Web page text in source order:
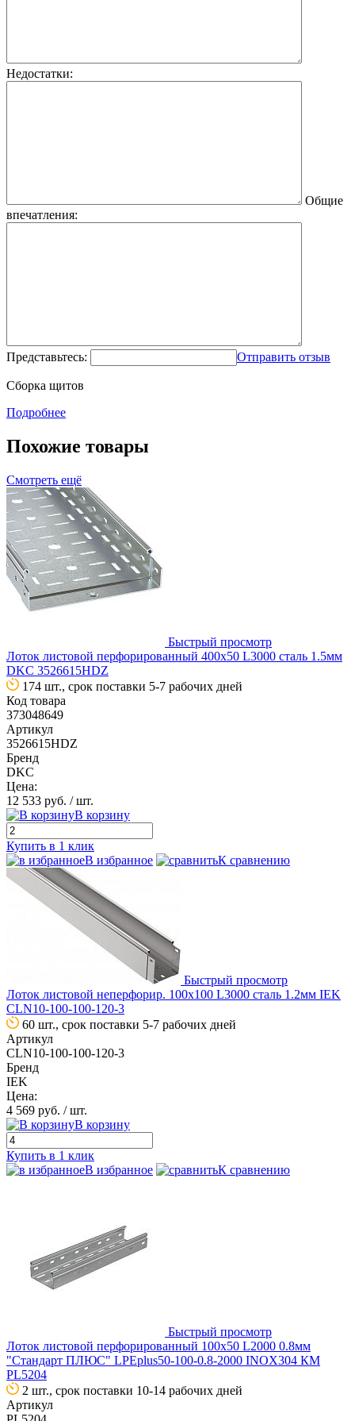
Недостатки:
Общие
впечатления:
Представьтесь: Отправить отзыв
Сборка щитов
Подробнее
Похожие товары
Смотреть ещё
Быстрый просмотр
Лоток листовой перфорированный 400х50 L3000 сталь 1.5мм
DKC 3526615HDZ
174 шт., срок поставки 5-7 рабочих дней
Код товара
373048649
Артикул
3526615HDZ
Бренд
DKC
Цена:
12 533 руб. / шт.
В корзину
Купить в 1 клик
В избранное
К сравнению
Быстрый просмотр
Лоток листовой неперфорир. 100х100 L3000 сталь 1.2мм IEK
CLN10-100-100-120-3
60 шт., срок поставки 5-7 рабочих дней
Артикул
CLN10-100-100-120-3
Бренд
IEK
Цена:
4 569 руб. / шт.
В корзину
Купить в 1 клик
В избранное
К сравнению
Быстрый просмотр
Лоток листовой перфорированный 100х50 L2000 0.8мм
"Стандарт ПЛЮС" LPEplus50-100-0.8-2000 INOX304 КМ
PL5204
2 шт., срок поставки 10-14 рабочих дней
Артикул